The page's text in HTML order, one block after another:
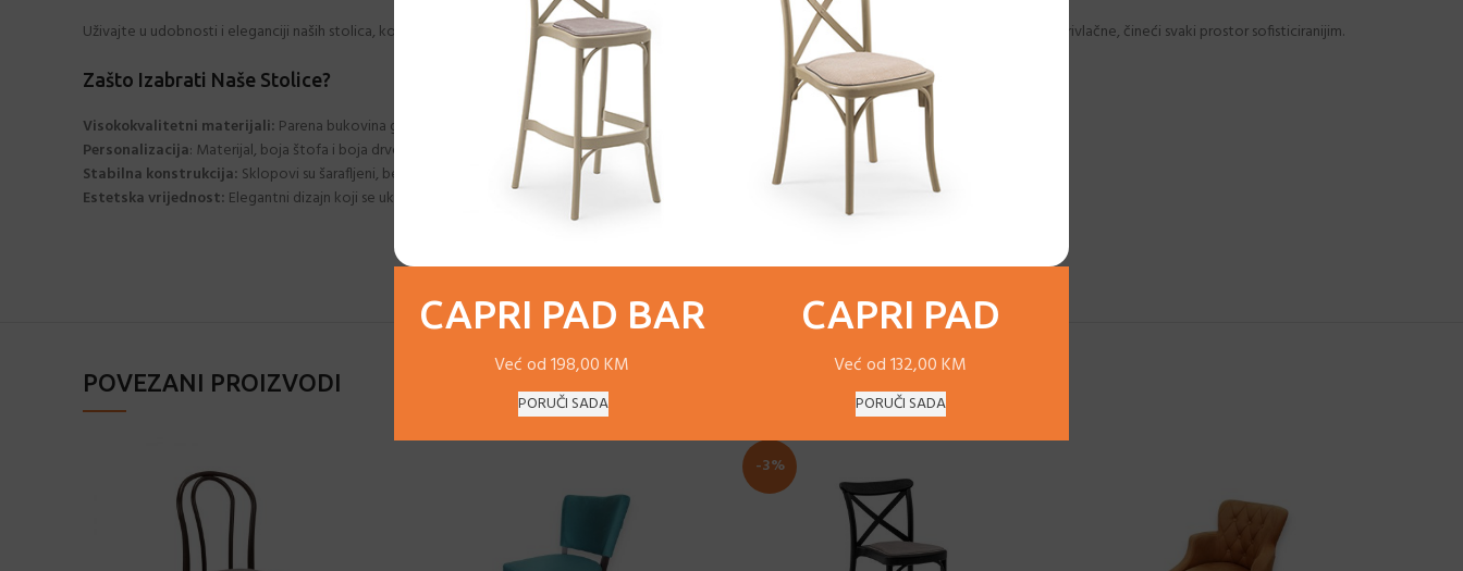
CAPRI PAD BAR
Već od 198,00 KM
CAPRI PAD
Već od 132,00 KM
PORUČI SADA PORUČI SADA
Uživajte u udobnosti i eleganciji naših stolica, koje su savršen izbor za svaki dom ili poslovni prostor. Naše stolice nisu samo funkcionalne, već i estetski privlačne, čineći svaki prostor sofisticiranijim.
Zašto Izabrati Naše Stolice?
Visokokvalitetni materijali: Parena bukovina garantuje izdržljivost i dugotrajnost.
Personalizacija: Materijal, boja štofa i boja drveta po vašoj želji.
Stabilna konstrukcija: Sklopovi su šarafljeni, bez lepljenja, što osigurava dodatnu stabilnost.
Estetska vrijednost: Elegantni dizajn koji se uklapa u svaki prostor.
POVEZANI PROIZVODI
-3%